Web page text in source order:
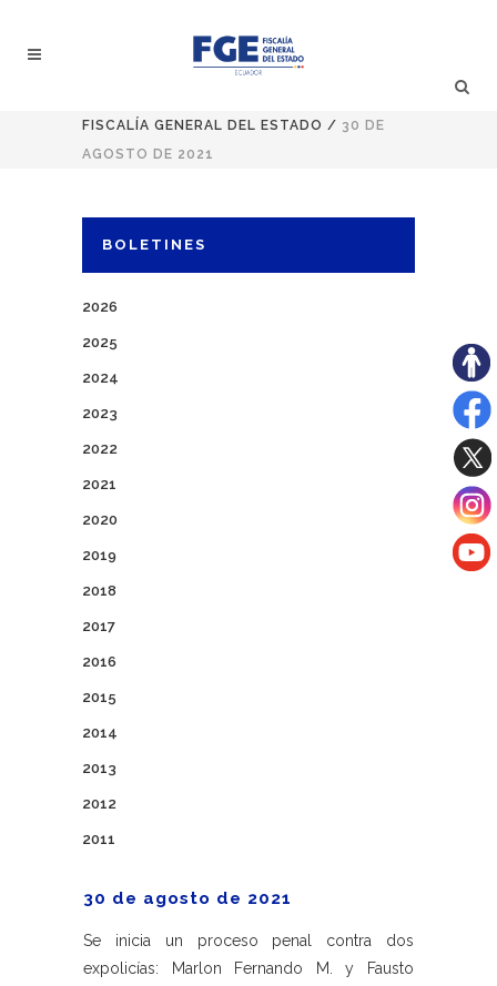
FISCALÍA GENERAL DEL ESTADO / 30 DE
AGOSTO DE 2021
BOLETINES
2026
2025
2024
2023
2022
2021
2020
2019
2018
2017
2016
2015
2014
2013
2012
2011
30 de agosto de 2021
Se inicia un proceso penal contra dos
expolicías: Marlon Fernando M. y Fausto